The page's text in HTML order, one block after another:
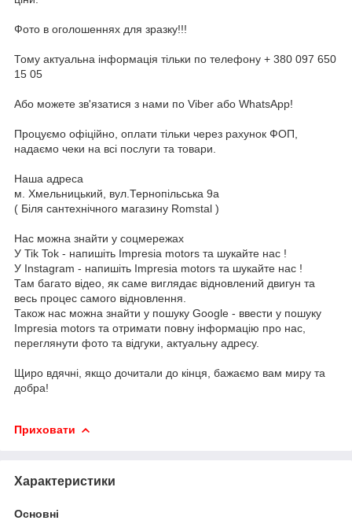
Фото в оголошеннях для зразку!!!
Тому актуальна інформація тільки по телефону + 380 097 650
15 05
Або можете зв'язатися з нами по Viber або WhatsApp!
Процуємо офіційно, оплати тільки через рахунок ФОП,
надаємо чеки на всі послуги та товари.
Наша адреса
м. Хмельницький, вул.Тернопільська 9а
( Біля сантехнічного магазину Romstal )
Нас можна знайти у соцмережах
У Tik Tok - напишіть Impresia motors та шукайте нас !
У Instagram - напишіть Impresia motors та шукайте нас !
Там багато відео, як саме виглядає відновлений двигун та
весь процес самого відновлення.
Також нас можна знайти у пошуку Google - ввести у пошуку
Impresia motors та отримати повну інформацію про нас,
переглянути фото та відгуки, актуальну адресу.
Щиро вдячні, якщо дочитали до кінця, бажаємо вам миру та
добра!
Приховати
Характеристики
Основні